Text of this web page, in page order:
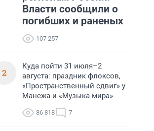
Власти сообщили о
погибших и раненых
107 257
2
Куда пойти 31 июля–2
августа: праздник флоксов,
«Пространственный сдвиг» у
Манежа и «Музыка мира»
86 818 7